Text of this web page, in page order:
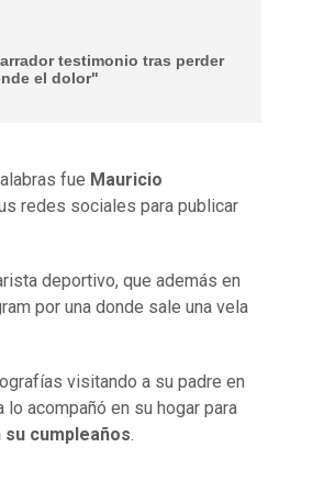
testimonio tras perder
el dolor"
fue Mauricio
redes sociales para publicar
deportivo, que además en
por una donde sale una vela
visitando a su padre en
lo acompañó en su hogar para
cumpleaños.